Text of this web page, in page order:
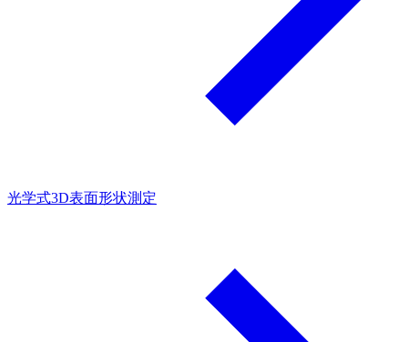
光学式3D表面形状測定